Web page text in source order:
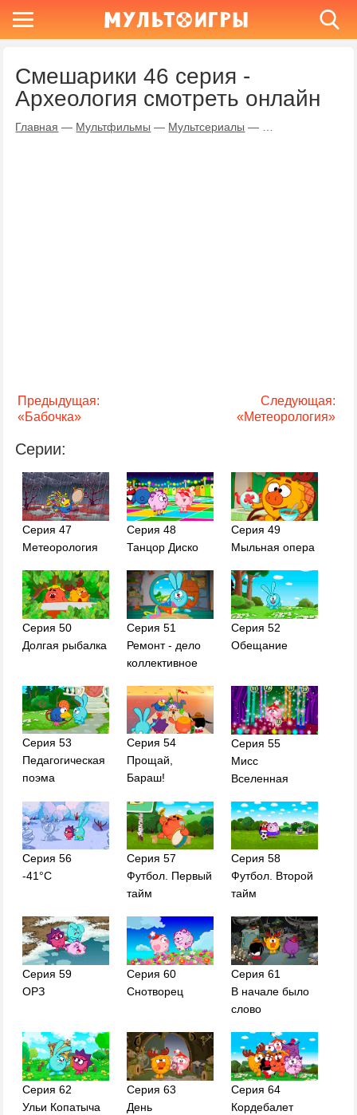
Смешарики 46 серия -
Археология смотреть онлайн
Главная — Мультфильмы — Мультсериалы —
Предыдущая:
«Бабочка»
Следующая:
«Метеорология»
Серии:
Серия 47
Метеорология
Серия 48
Танцор Диско
Серия 49
Мыльная опера
Серия 50
Долгая рыбалка
Серия 51
Ремонт - дело
коллективное
Серия 52
Обещание
Серия 53
Педагогическая
поэма
Серия 54
Прощай,
Бараш!
Серия 55
Мисс
Вселенная
Серия 56
-41°С
Серия 57
Футбол. Первый
тайм
Серия 58
Футбол. Второй
тайм
Серия 59
ОРЗ
Серия 60
Снотворец
Серия 61
В начале было
слово
Серия 62
Ульи Копатыча
Серия 63
День
Серия 64
Кордебалет